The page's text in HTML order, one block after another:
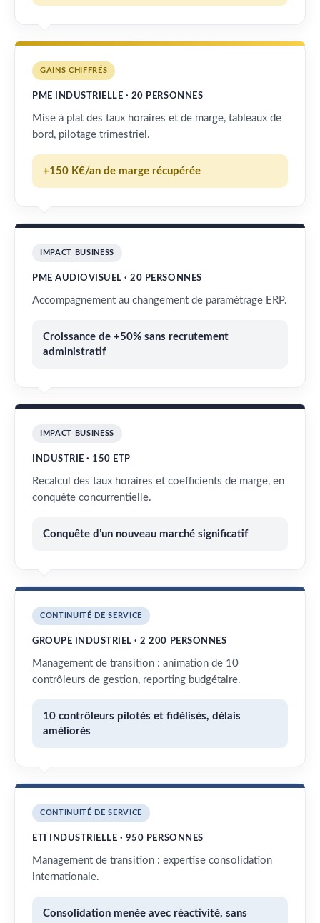
GAINS CHIFFRÉS
PME INDUSTRIELLE · 20 PERSONNES
Mise à plat des taux horaires et de marge, tableaux de
bord, pilotage trimestriel.
+150 K€/an de marge récupérée
IMPACT BUSINESS
PME AUDIOVISUEL · 20 PERSONNES
Accompagnement au changement de paramétrage ERP.
Croissance de +50% sans recrutement
administratif
IMPACT BUSINESS
INDUSTRIE · 150 ETP
Recalcul des taux horaires et coefficients de marge, en
conquête concurrentielle.
Conquête d’un nouveau marché significatif
CONTINUITÉ DE SERVICE
GROUPE INDUSTRIEL · 2 200 PERSONNES
Management de transition : animation de 10
contrôleurs de gestion, reporting budgétaire.
10 contrôleurs pilotés et fidélisés, délais
améliorés
CONTINUITÉ DE SERVICE
ETI INDUSTRIELLE · 950 PERSONNES
Management de transition : expertise consolidation
internationale.
Consolidation menée avec réactivité, sans